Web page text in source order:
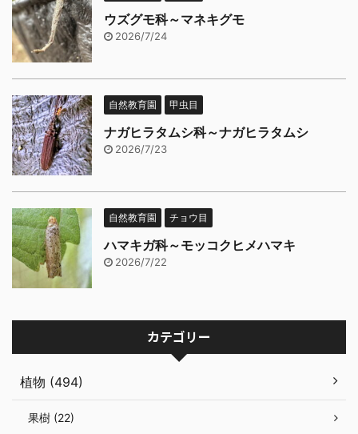
ウズグモ科～マネキグモ
2026/7/24
自然教育園 甲虫目
ナガヒラタムシ科～ナガヒラタムシ
2026/7/23
自然教育園 チョウ目
ハマキガ科～モッコクヒメハマキ
2026/7/22
カテゴリー
植物 (494)
果樹 (22)